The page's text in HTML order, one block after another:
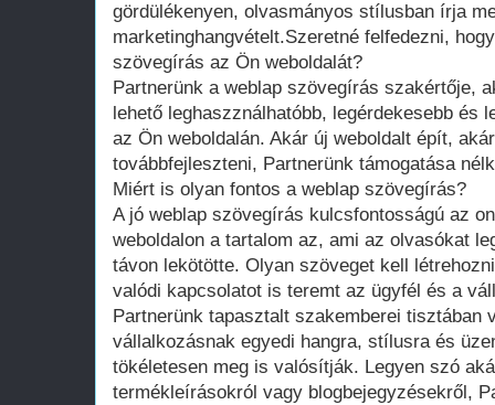
gördülékenyen, olvasmányos stílusban írja
marketinghangvételt.Szeretné felfedezni,
szövegírás az Ön weboldalát?
Partnerünk a weblap szövegírás szakértője,
lehető leghaszználhatóbb, legérdekesebb és
az Ön weboldalán. Akár új weboldalt épít,
továbbfejleszteni, Partnerünk támogatása
Miért is olyan fontos a weblap szövegírás?
A jó weblap szövegírás kulcsfontosságú az
weboldalon a tartalom az, ami az olvasókat
távon lekötötte. Olyan szöveget kell
valódi kapcsolatot is teremt az ügyfél és a
Partnerünk tapasztalt szakemberei tisztában
vállalkozásnak egyedi hangra, stílusra és
tökéletesen meg is valósítják. Legyen szó
termékleírásokról vagy blogbejegyzésekről,